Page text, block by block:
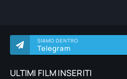
SIAMO DENTRO
Telegram
ULTIMI FILM INSERITI